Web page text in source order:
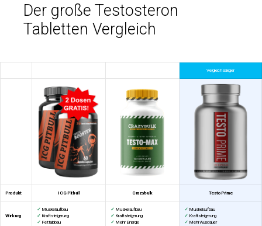
Der große Testosteron
Tabletten Vergleich
Vergleichssieger
Produkt ICG Pitbull Crazybulk TestoPrime
Wirkung
✓ Muskelaufbau
✓ Kraftsteigerung
✓ Fettabbau
✓ Muskelaufbau
✓ Kraftsteigerung
✓ Mehr Energie
✓ Muskelaufbau
✓ Kraftsteigerung
✓ Mehr Ausdauer